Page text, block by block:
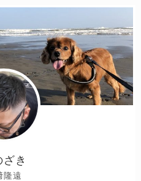
ざき
隆遠